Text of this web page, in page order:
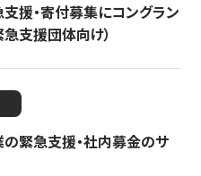
援・寄付募集にコングラン
支援団体向け）
の緊急支援・社内募金のサ